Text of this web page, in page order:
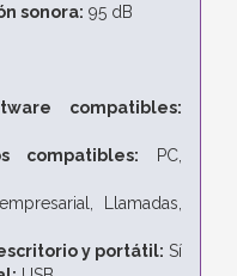
sonora: 95 dB
compatibles:
compatibles: PC,
Llamadas,
y portátil: Sí